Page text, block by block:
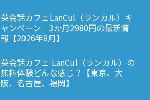
英会話カフェLanCul（ランカル）キ
ャンペーン｜3か月2980円の最新情
報【2026年8月】
英会話カフェ LanCul（ランカル）の
無料体験どんな感じ？【東京、大
阪、名古屋、福岡】